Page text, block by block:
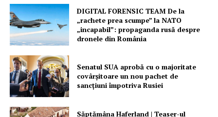
DIGITAL FORENSIC TEAM De la
„rachete prea scumpe” la NATO
„incapabil”: propaganda rusă despre
dronele din România
Senatul SUA aprobă cu o majoritate
covârșitoare un nou pachet de
sancțiuni împotriva Rusiei
Săptămâna Haferland | Teaser-ul